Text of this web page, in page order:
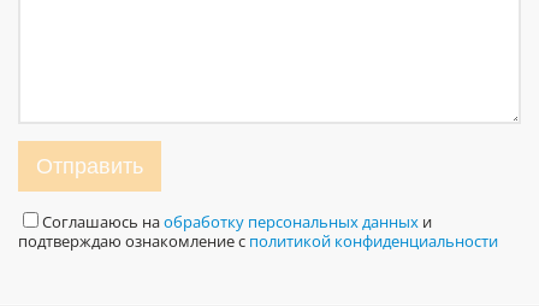
Отправить
Соглашаюсь наобработку персональных данных и
подтверждаю ознакомление с политикой конфиденциальности